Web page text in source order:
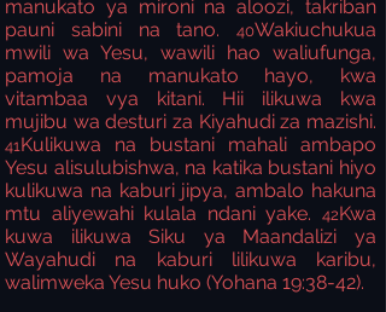
manukato ya mironi na aloozi, takriban
pauni sabini na tano. 40Wakiuchukua
mwili wa Yesu, wawili hao waliufunga,
pamoja na manukato hayo, kwa
vitambaa vya kitani. Hii ilikuwa kwa
mujibu wa desturi za Kiyahudi za mazishi.
41Kulikuwa na bustani mahali ambapo
Yesu alisulubishwa, na katika bustani hiyo
kulikuwa na kaburi jipya, ambalo hakuna
mtu aliyewahi kulala ndani yake. 42Kwa
kuwa ilikuwa Siku ya Maandalizi ya
Wayahudi na kaburi lilikuwa karibu,
walimweka Yesu huko (Yohana 19:38-42).